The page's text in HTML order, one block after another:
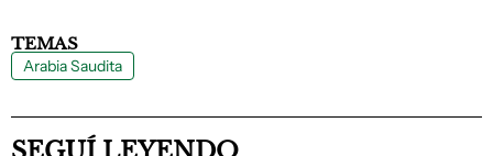
TEMAS
Arabia Saudita